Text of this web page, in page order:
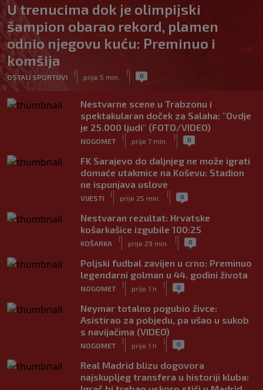
U trenucima dok je olimpijski
šampion obarao rekord, plamen
odnio njegovu kuću: Preminuo i
komšija
OSTALI SPORTOVI
|
prije 5 min.
| 0
Nestvarne scene u Trabzonu i
spektakularan doček za Salaha: "Ovdje
je 25.000 ljudi" (FOTO/VIDEO)
NOGOMET
|
prije 7 min.
| 0
FK Sarajevo do daljnjeg ne može igrati
domaće utakmice na Koševu: Stadion
ne ispunjava uslove
VIJESTI
|
prije 25 min.
| 0
Nestvaran rezultat: Hrvatske
košarkašice izgubile 100:25
KOŠARKA
|
prije 29 min.
| 0
Poljski fudbal zavijen u crno: Preminuo
legendarni golman u 44. godini života
NOGOMET
|
prije 1 h
| 0
Neymar totalno pogubio živce:
Asistirao za pobjedu, pa ušao u sukob
s navijačima (VIDEO)
NOGOMET
|
prije 1 h
| 0
Real Madrid blizu dogovora
najskupljeg transfera u historiji kluba: